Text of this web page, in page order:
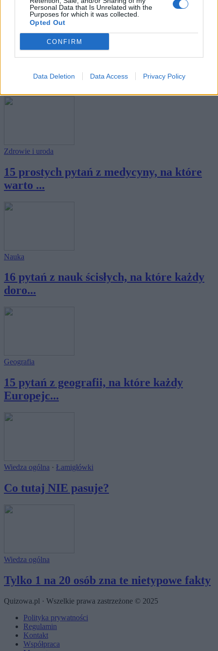
Personal Data that Is Unrelated with the
Purposes for which it was collected.
Opted Out
CONFIRM
Data Deletion Data Access Privacy Policy
odpo...
Zdrowie i uroda
15 prostych pytań z medycyny, na które
warto ...
Nauka
16 pytań z nauk ścisłych, na które każdy
doro...
Geografia
15 pytań z geografii, na które każdy
Europejc...
Wiedza ogólna · Łamigłówki
Co tutaj NIE pasuje?
Wiedza ogólna
Tylko 1 na 20 osób zna te nietypowe fakty
Quizowa.pl · Wszelkie prawa zastrzeżone © 2025
Polityka prywatności
Regulamin
Kontakt
Współpraca